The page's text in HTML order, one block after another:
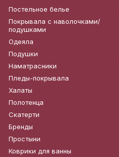
Постельное белье
Покрывала с наволочками/
подушками
Одеяла
Подушки
Наматрасники
Пледы-покрывала
Халаты
Полотенца
Скатерти
Бренды
Простыни
Коврики для ванны